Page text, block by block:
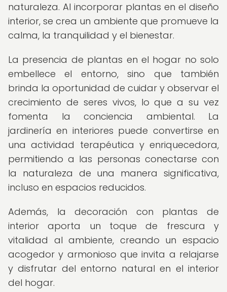
naturaleza. Al incorporar plantas en el diseño
interior, se crea un ambiente que promueve la
calma, la tranquilidad y el bienestar.
La presencia de plantas en el hogar no solo
embellece el entorno, sino que también
brinda la oportunidad de cuidar y observar el
crecimiento de seres vivos, lo que a su vez
fomenta la conciencia ambiental. La
jardinería en interiores puede convertirse en
una actividad terapéutica y enriquecedora,
permitiendo a las personas conectarse con
la naturaleza de una manera significativa,
incluso en espacios reducidos.
Además, la decoración con plantas de
interior aporta un toque de frescura y
vitalidad al ambiente, creando un espacio
acogedor y armonioso que invita a relajarse
y disfrutar del entorno natural en el interior
del hogar.